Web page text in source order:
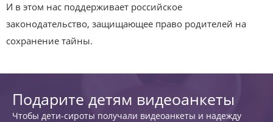
И в этом нас поддерживает российское
законодательство, защищающее право родителей на
сохранение тайны.
Подарите детям видеоанкеты
Чтобы дети-сироты получали видеоанкеты и надежду